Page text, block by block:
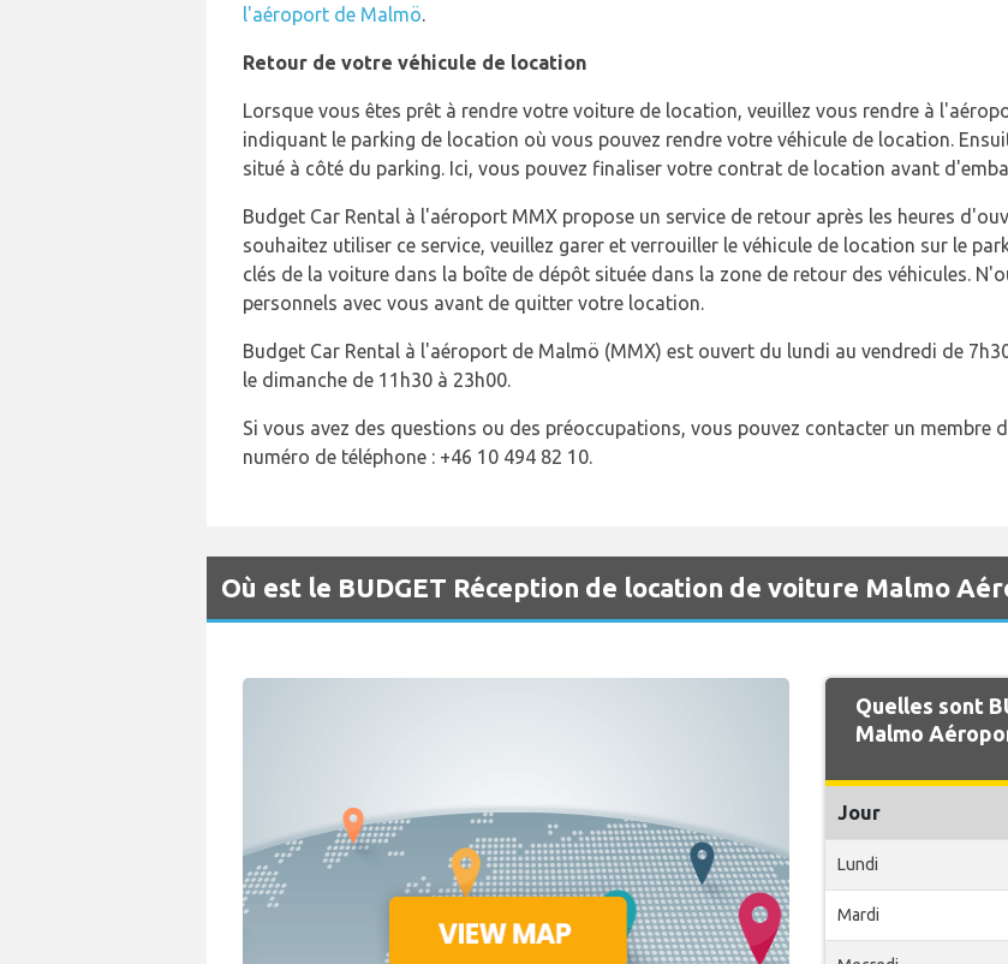
l'aéroport de Malmö.
Retour de votre véhicule de location
Lorsque vous êtes prêt à rendre votre voiture de location, veuillez vous rendre à
indiquant le parking de location où vous pouvez rendre votre véhicule de location.
situé à côté du parking. Ici, vous pouvez finaliser votre contrat de location avant
Budget Car Rental à l'aéroport MMX propose un service de retour après les heures
souhaitez utiliser ce service, veuillez garer et verrouiller le véhicule de location sur le
clés de la voiture dans la boîte de dépôt située dans la zone de retour des véhicules.
personnels avec vous avant de quitter votre location.
Budget Car Rental à l'aéroport de Malmö (MMX) est ouvert du lundi au vendredi de
le dimanche de 11h30 à 23h00.
Si vous avez des questions ou des préoccupations, vous pouvez contacter un membre
numéro de téléphone : +46 10 494 82 10.
Où est le BUDGET Réception de location de voiture Malmo
Quelles sont
Malmo
Jour
Lundi
Mardi